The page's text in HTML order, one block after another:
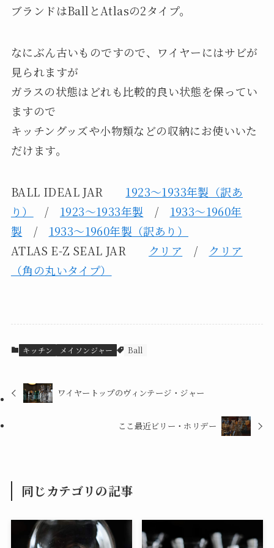
ブランドはBallとAtlasの2タイプ。
なにぶん古いものですので、ワイヤーにはサビが
見られますが
ガラスの状態はどれも比較的良い状態を保ってい
ますので
キッチングッズや小物類などの収納にお使いいた
だけます。
BALL IDEAL JAR 1923～1933年製（訳あ
り）
/ 1923～1933年製 / 1933～1960年
製 / 1933～1960年製（訳あり）
ATLAS E-Z SEAL JAR クリア / クリア
（角の丸いタイプ）
キッチン メイソンジャー Ball
ワイヤートップのヴィンテージ・ジャー
ここ最近ビリー・ホリデー
同じカテゴリの記事